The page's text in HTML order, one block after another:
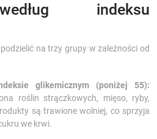
indeksu
na trzy grupy w zależności od
glikemicznym (poniżej 55):
roślin strączkowych, mięso, ryby,
są trawione wolniej, co sprzyja
we krwi.